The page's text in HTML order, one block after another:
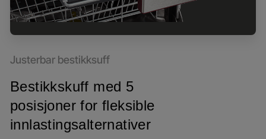
Justerbar bestikksuff
Bestikkskuff med 5
posisjoner for fleksible
innlastingsalternativer